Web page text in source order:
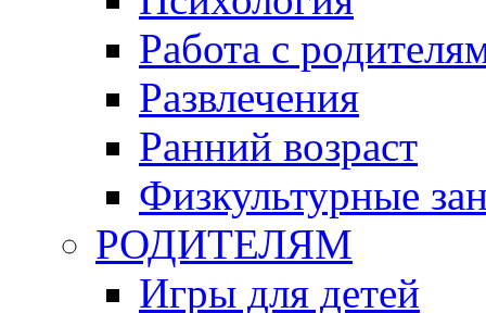
Работа с
Развлечения
Ранний возраст
Физкультурные
РОДИТЕЛЯМ
Игры для детей